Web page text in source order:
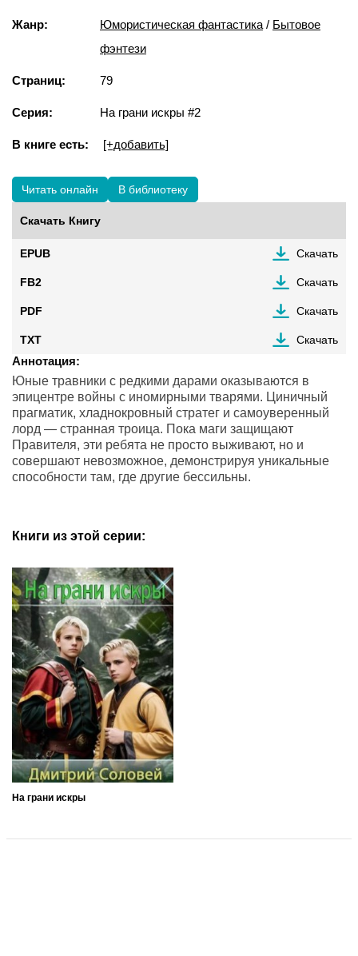
Жанр: Юмористическая фантастика / Бытовое
фэнтези
Страниц: 79
Серия: На грани искры #2
В книге есть: [+добавить]
Читать онлайн В библиотеку
Скачать Книгу
EPUB Скачать
FB2 Скачать
PDF Скачать
TXT Скачать
Аннотация:
Юные травники с редкими дарами оказываются в
эпицентре войны с иномирными тварями. Циничный
прагматик, хладнокровный стратег и самоуверенный
лорд — странная троица. Пока маги защищают
Правителя, эти ребята не просто выживают, но и
совершают невозможное, демонстрируя уникальные
способности там, где другие бессильны.
Книги из этой серии:
На грани искры